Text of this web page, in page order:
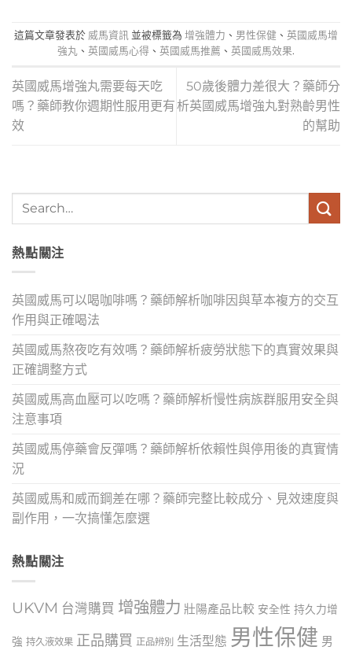
這篇文章發表於 威馬資訊 並被標籤為 增強體力 、 男性保健 、 英國威馬增
強丸 、 英國威馬心得 、 英國威馬推薦 、 英國威馬效果.
英國威馬增強丸需要每天吃
嗎？藥師教你週期性服用更有
效
50歲後體力差很大？藥師分
析英國威馬增強丸對熟齡男性
的幫助
熱點關注
英國威馬可以喝咖啡嗎？藥師解析咖啡因與草本複方的交互
作用與正確喝法
英國威馬熬夜吃有效嗎？藥師解析疲勞狀態下的真實效果與
正確調整方式
英國威馬高血壓可以吃嗎？藥師解析慢性病族群服用安全與
注意事項
英國威馬停藥會反彈嗎？藥師解析依賴性與停用後的真實情
況
英國威馬和威而鋼差在哪？藥師完整比較成分、見效速度與
副作用，一次搞懂怎麼選
熱點關注
UKVM 台灣購買 增強體力 壯陽產品比較 安全性 持久力增
強 持久液效果 正品購買 正品辨別 生活型態 男性保健 男